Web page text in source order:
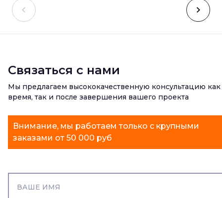
Связаться с нами
Мы предлагаем высококачественную консультацию как
время, так и после завершения вашего проекта
Внимание, мы работаем только с крупными
заказами от 50 000 руб